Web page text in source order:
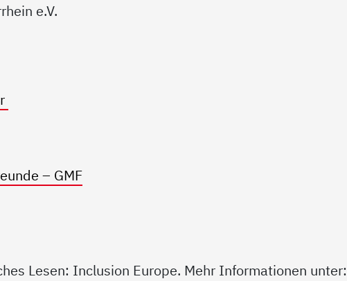
e.V.
– GMF
Lesen: Inclusion Europe. Mehr Informationen